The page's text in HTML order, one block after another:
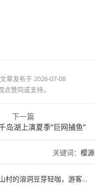
章发布于 2026-07-08
点赞同或支持。
下一篇
岛湖上演夏季“巨网捕鱼”
关键词： 樱源
洞豆芽轻咖，游客正在游览打卡